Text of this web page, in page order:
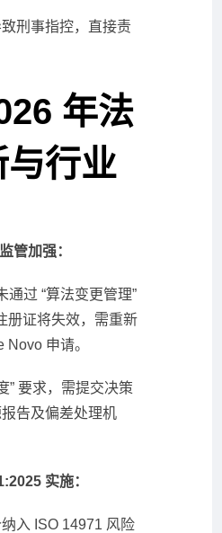
刑事指控，直接责
年法
行业
管加强：
通过 “算法变更管理”
册证将失效，需重新
Novo 申请。
” 要求，需提交决策
告及偏差处理机
实施：
入 ISO 14971 风险